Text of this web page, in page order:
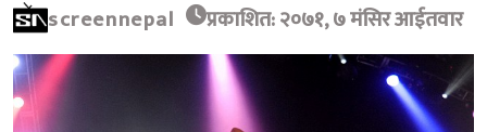
screennepal प्रकाशित: २०७१, ७ मंसिर आईतवार